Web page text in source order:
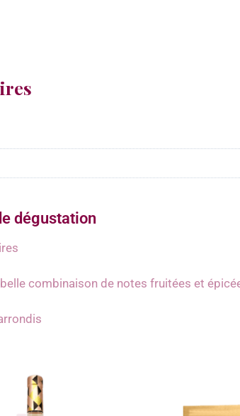
dégustation
combinaison de notes fruitées et